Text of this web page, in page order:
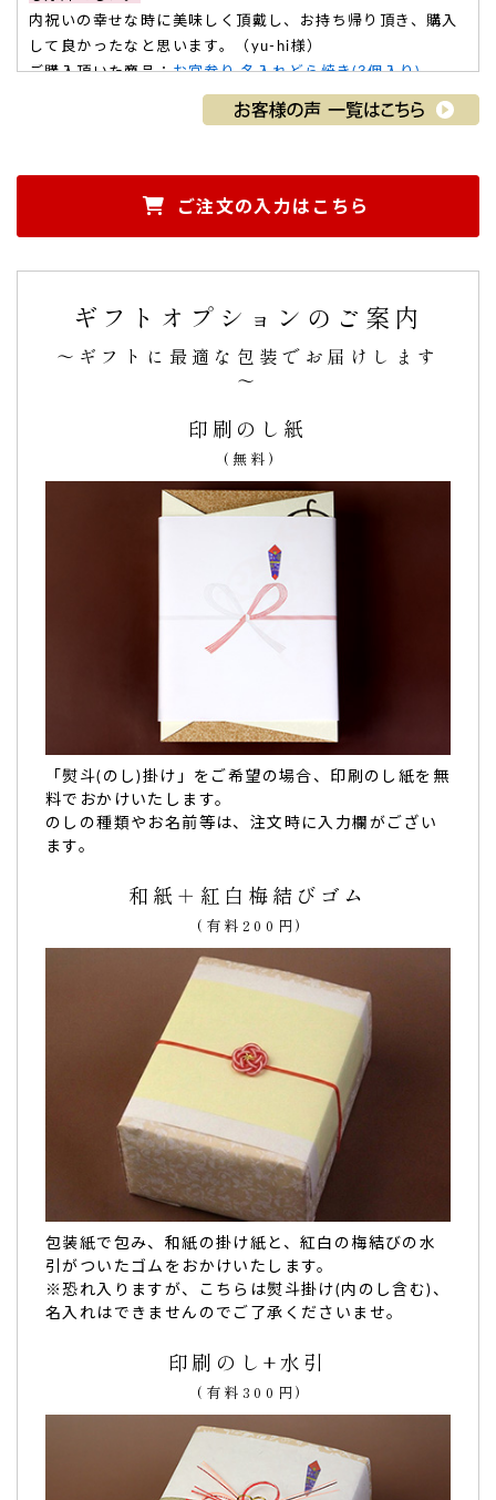
内祝いの幸せな時に美味しく頂戴し、お持ち帰り頂き、購入
して良かったなと思います。（yu-hi様）
ご購入頂いた商品：お宮参り 名入れどら焼き(3個入り)
ったです。絵柄もかわいくて…
孫のお祝い返しに購入しました。
絵柄もかわいくて、とても良かったです。
お宮参り 名入れどら焼き(5個入り)
名前入りと可愛いこま犬柄など、本当に可愛くてと
お宮参りの記念に送りました。名前入りと可愛いこま犬柄な
ど、本当に可愛くてとても喜んで頂けました。本当に素敵な
贈り物が出来て良かったです。おすすめです。（購入者様）
ご購入頂いた商品： お宮参り 名入れどら焼き(10個入り)
配った親戚の反応もとてもよかったです！
とても可愛く、名入れは特別感がありました。配った親戚の
反応もとてもよかったです！
ご購入頂いた商品：お宮参り 名入れどら焼き(3個入り)
娘のお宮参りに。デザインも娘の名前入りで家族
にも好評でした！
娘のお宮参りの後、家族で食事をする際に皆で食べました。
注文〜到着までもスムーズで、味も美味しく、デザインも娘
また機会があったら利用したいです。ありがとうございまし
ご購入頂いた商品：お宮参り 名入れどら焼き(10個入り)
ご注文の入力はこちら
ギフトオプションのご案内
～ギフトに最適な包装でお届けします
～
印刷のし紙
(無料)
「熨斗(のし)掛け」をご希望の場合、印刷のし紙を無
料でおかけいたします。
のしの種類やお名前等は、注文時に入力欄がござい
ます。
和紙＋紅白梅結びゴム
(有料200円)
包装紙で包み、和紙の掛け紙と、紅白の梅結びの水
引がついたゴムをおかけいたします。
※恐れ入りますが、こちらは熨斗掛け(内のし含む)、
名入れはできませんのでご了承くださいませ。
印刷のし+水引
(有料300円)